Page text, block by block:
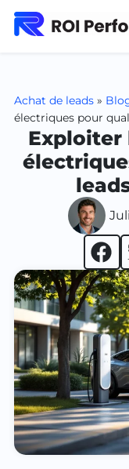
Achat de leads»
électriques pour
Exploiter